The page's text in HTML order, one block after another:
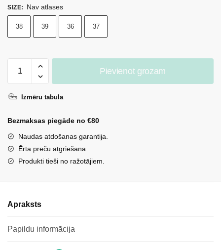
SIZE: Nav atlases
38 39 36 37
auduma
Light
Aversa
daudzums
Pievienot grozam
Izmēru tabula
Bezmaksas piegāde no €80
Naudas atdošanas garantija.
Ērta preču atgriešana
Produkti tieši no ražotājiem.
Apraksts
Papildu informācija